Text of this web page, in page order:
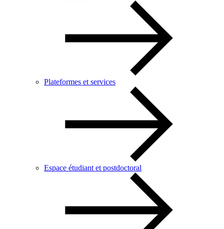
Plateformes et services
Espace étudiant et postdoctoral